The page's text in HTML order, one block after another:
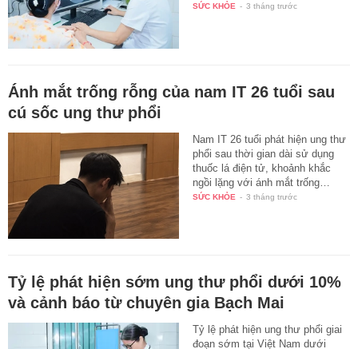
SỨC KHỎE - 3 tháng trước
Ánh mắt trống rỗng của nam IT 26 tuổi sau
cú sốc ung thư phổi
Nam IT 26 tuổi phát hiện ung thư
phổi sau thời gian dài sử dụng
thuốc lá điện tử, khoảnh khắc
ngồi lặng với ánh mắt trống…
SỨC KHỎE - 3 tháng trước
Tỷ lệ phát hiện sớm ung thư phổi dưới 10%
và cảnh báo từ chuyên gia Bạch Mai
Tỷ lệ phát hiện ung thư phổi giai
đoạn sớm tại Việt Nam dưới